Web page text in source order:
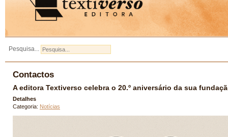
Pesquisa...
Contactos
A editora Textiverso celebra o 20.º aniversário da sua
Detalhes
Categoria: Notícias